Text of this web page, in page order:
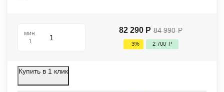
мин.
1
82 290 Р 84 990 Р
- 3% 2 700 Р
Купить в 1 клик